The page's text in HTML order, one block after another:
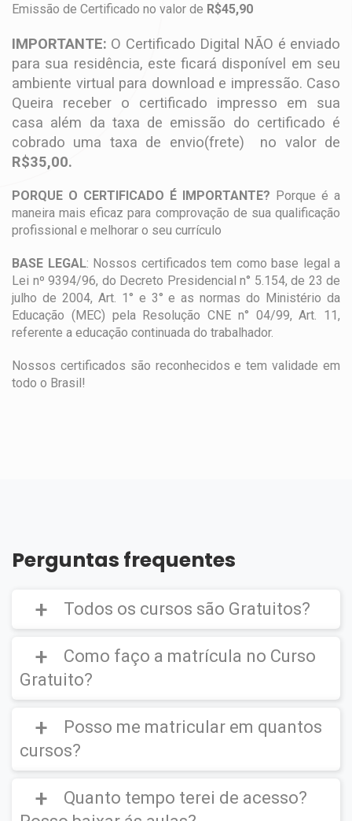
Emissão de Certificado no valor de R$45,90
IMPORTANTE: O Certificado Digital NÃO é enviado
para sua residência, este ficará disponível em seu
ambiente virtual para download e impressão. Caso
Queira receber o certificado impresso em sua
casa além da taxa de emissão do certificado é
cobrado uma taxa de envio(frete) no valor de
R$35,00.
PORQUE O CERTIFICADO É IMPORTANTE? Porque é a
maneira mais eficaz para comprovação de sua qualificação
profissional e melhorar o seu currículo
BASE LEGAL: Nossos certificados tem como base legal a
Lei nº 9394/96, do Decreto Presidencial n° 5.154, de 23 de
julho de 2004, Art. 1° e 3° e as normas do Ministério da
Educação (MEC) pela Resolução CNE n° 04/99, Art. 11,
referente a educação continuada do trabalhador.
Nossos certificados são reconhecidos e tem validade em
todo o Brasil!
Perguntas frequentes
Todos os cursos são Gratuitos?
Curso Gratuito,porém caso deseje emitir o
Certificado Digital é cobrado uma taxa de
Como faço a matrícula no Curso
Gratuito?
CLIQUE AQUI para ver um vídeo de como
efetuar a matrícula em um
Posso me matricular em quantos
cursos?
Você poderá se matricular em quantos
cursos desejar.
Quanto tempo terei de acesso?